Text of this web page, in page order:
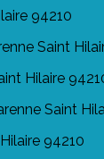
94210
Saint
Hilaire
Saint
94210